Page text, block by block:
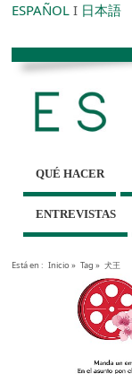
ESPAÑOL I 日本語
QUÉ HACER
ENTREVISTAS
Está en : Inicio» Tag » 犬王